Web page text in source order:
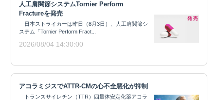
人工肩関節システムTornier Perform
Fractureを発売
日本ストライカーは昨日（8月3日）、人工肩関節シ
ステム「Tornier Perform Fract...
2026/08/04 14:30:00
アコラミジスでATTR-CMの心不全悪化が抑制
トランスサイレチン（TTR）四量体安定化薬アコラ